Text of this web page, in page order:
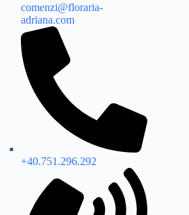
comenzi@floraria-
adriana.com
+40.751.296.292